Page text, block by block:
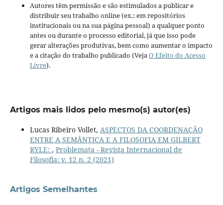
Autores têm permissão e são estimulados a publicar e
distribuir seu trabalho online (ex.: em repositórios
institucionais ou na sua página pessoal) a qualquer ponto
antes ou durante o processo editorial, já que isso pode
gerar alterações produtivas, bem como aumentar o impacto
e a citação do trabalho publicado (VejaO Efeito do Acesso
Livre).
Artigos mais lidos pelo mesmo(s) autor(es)
Lucas Ribeiro Vollet, ASPECTOS DA COORDENAÇÃO
ENTRE A SEMÂNTICA E A FILOSOFIA EM GILBERT
RYLE: , Problemata - Revista Internacional de
Filosofia: v. 12 n. 2 (2021)
Artigos Semelhantes